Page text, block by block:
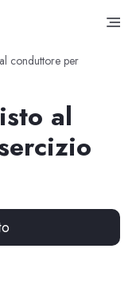
conduttore per
al